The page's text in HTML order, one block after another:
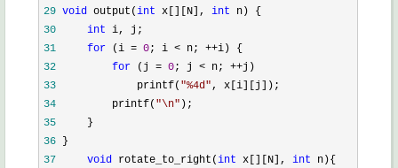
29 void output(int x[][N], int
30
int
31
for (i = 0; i < n; ++
32
for (j = 0; j < n; ++
33
             printf(
"%4d"
34
         printf(
"\n"
35
36
37
void rotate_to_right(int x[][N], int